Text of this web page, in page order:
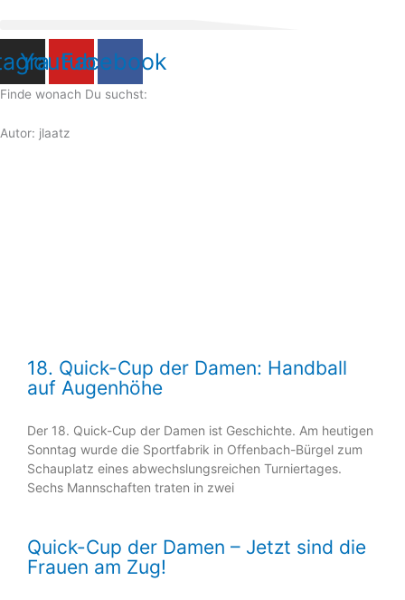
Youtube
Facebook
Finde wonach Du suchst:
Autor: jlaatz
18. Quick-Cup der Damen: Handball
auf Augenhöhe
Der 18. Quick-Cup der Damen ist Geschichte. Am heutigen
Sonntag wurde die Sportfabrik in Offenbach-Bürgel zum
Schauplatz eines abwechslungsreichen Turniertages.
Sechs Mannschaften traten in zwei
Quick-Cup der Damen – Jetzt sind die
Frauen am Zug!